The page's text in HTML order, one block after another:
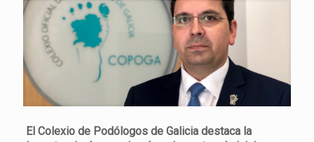
El Colexio de Podólogos de Galicia destaca la